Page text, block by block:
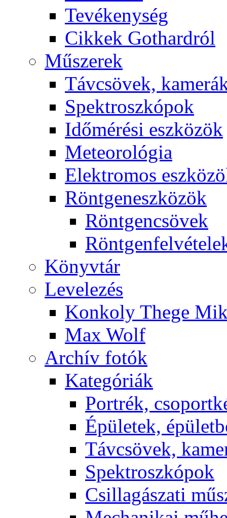
Te­vé­keny­ség
Cik­kek Got­hard­ról
Mű­sze­rek
Táv­csö­vek,
Spekt­rosz­kó­pok
Idő­mé­ré­si esz­kö­zök
Me­te­o­ro­ló­gia
Elekt­ro­mos
Rönt­gen­esz­kö­zök
Rönt­gen­csö­vek
Könyv­tár
Le­ve­le­zés
Kon­koly The­ge
Max Wolf
Ar­chív fo­tók
Ka­te­gó­ri­ák
Port­rék,
Épü­le­tek,
Táv­csö­vek,
Spekt­rosz­kó­pok
Csil­la­gá­sza­ti